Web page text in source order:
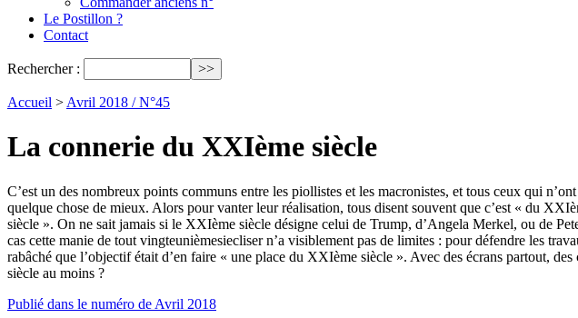
Le Postillon ?
Contact
Rechercher :
Accueil > Avril 2018 / N°45
La connerie du XXIème siècle
C’est un des nombreux points communs entre les piollistes et les macronistes, et tous ceux qui
quelque chose de mieux. Alors pour vanter leur réalisation, tous disent souvent que c’est « du
siècle ». On ne sait jamais si le XXIème siècle désigne celui de Trump, d’Angela Merkel, ou de
cas cette manie de tout vingteunièmesiecliser n’a visiblement pas de limites : pour défendre les
rabâché que l’objectif était d’en faire « une place du XXIème siècle ». Avec des écrans partout,
siècle au moins ?
Publié dans le numéro de Avril 2018